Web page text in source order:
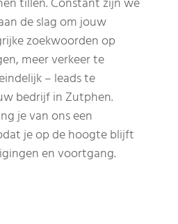
de slag om jouw
zoekwoorden op
meer verkeer te
– leads te
bedrijf in Zutphen.
je van ons een
je op de hoogte blijft
en voortgang.